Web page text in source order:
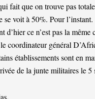
fait que on trouve pas
voit à 50%. Pour l’instant.
d’hier ce n’est pas la
coordinateur général
établissements sont en
de la junte militaires le 5